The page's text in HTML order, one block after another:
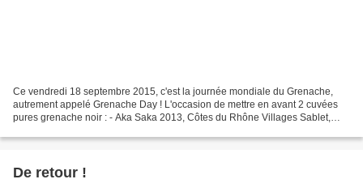
Ce vendredi 18 septembre 2015, c'est la journée mondiale du Grenache,
autrement appelé Grenache Day ! L'occasion de mettre en avant 2 cuvées
pures grenache noir : - Aka Saka 2013, Côtes du Rhône Villages Sablet,
De retour !